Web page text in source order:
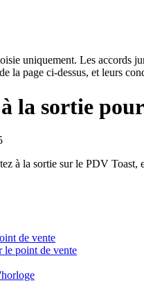
uniquement. Les accords
la page ci-dessus, et leurs
la sortie
à la sortie sur le PDV
de vente
le point de vente